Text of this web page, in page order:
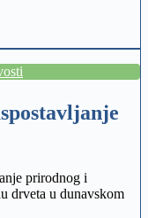
prirodnog i
drveta u dunavskom